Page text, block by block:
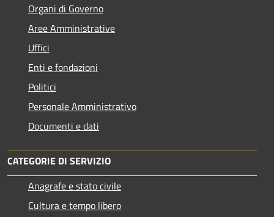
Organi di Governo
Aree Amministrative
Uffici
Enti e fondazioni
Politici
Personale Amministrativo
Documenti e dati
CATEGORIE DI SERVIZIO
Anagrafe e stato civile
Cultura e tempo libero